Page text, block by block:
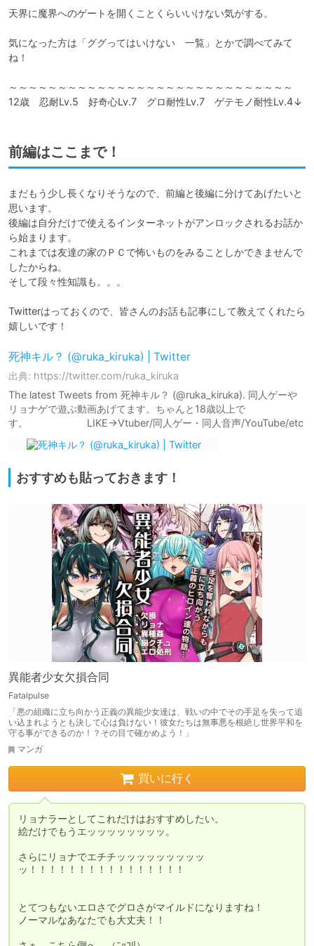
天界に魔界へのゲートを開くことくらいいけない気がする。
気になった方は「ググってはいけない　一覧」とかで調べてみて
ね！
～～～～～～～～～～～～～～～～～～～～～～～～～～～～～
12歳　忍耐Lv.5　好奇心Lv.7　グロ耐性Lv.7　ゲテモノ耐性Lv.4↓
前編はここまで！
まだもう少し長くなりそうなので、前編と後編に分けてあげたいと
思います。
後編は自分だけで使えるインターネットがアンロックされるお話か
ら始まります。
これまでは友達の家のＰＣで怖いものをみることしかできませんで
したからね。
そして段々性知識も。。。
Twitterはっておくので、皆さんのお話も記事にして教えてくれたら
嬉しいです！
死神キル？ (@ruka_kiruka) | Twitter
出典: https://twitter.com/ruka_kiruka
The latest Tweets from 死神キル？ (@ruka_kiruka). 同人ゲーや
リョナゲで遊ぶ動画あげてます。ちゃんと18歳以上で
す。 LIKE→Vtuber/同人ゲー・同人音声/YouTube/etc
おすすめも貼っておきます！
異能者少女欠損合同
Fatalpulse
「悪の組織に立ち向かう正義の異能少女達は、戦いの中でその手足を失って追
い込まれようとも決して心は負けない！彼女たちは無事悪を根絶し世界平和を
守る事ができるのか！？その目で確かめよう！」
マンガ
買いに行く
リョナラーとしてこれだけはおすすめしたい。
絵だけでもうエッッッッッッッッ。
さらにリョナでエチチッッッッッッッッッ
ッ！！！！！！！！！！！！！！！！
とてつもないエロさでグロさがマイルドになりますね！
ノーマルなあなたでも大丈夫！！